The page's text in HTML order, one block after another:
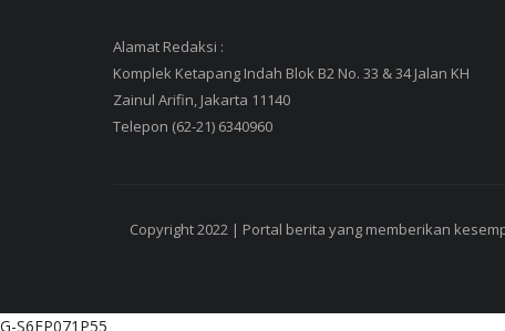
Alamat Redaksi :
Komplek Ketapang Indah Blok B2 No. 33 & 34 Jalan KH
Zainul Arifin, Jakarta 11140
Telepon (62-21) 6340960
Copyright 2022 | Portal berita yang memberikan
G-S6FP071P55